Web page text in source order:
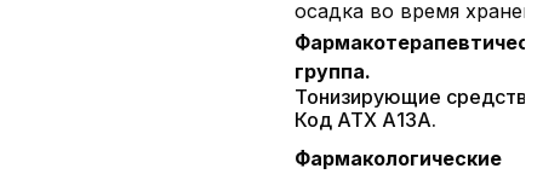
осадка во время
группа.
Тонизирующие средства.
Код АТХ А13А.
Фармакологические